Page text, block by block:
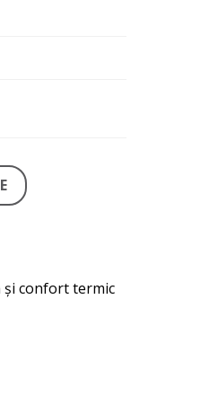
și confort termic